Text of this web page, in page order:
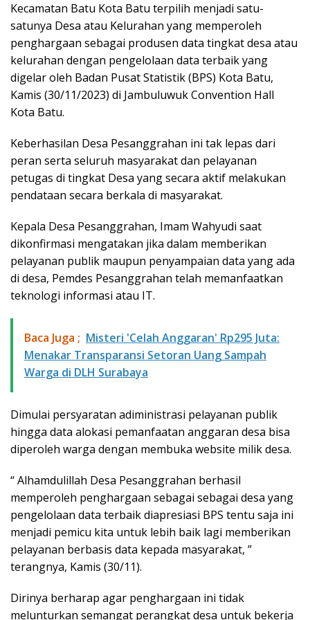
Kecamatan Batu Kota Batu terpilih menjadi satu-
satunya Desa atau Kelurahan yang memperoleh
penghargaan sebagai produsen data tingkat desa atau
kelurahan dengan pengelolaan data terbaik yang
digelar oleh Badan Pusat Statistik (BPS) Kota Batu,
Kamis (30/11/2023) di Jambuluwuk Convention Hall
Kota Batu.
Keberhasilan Desa Pesanggrahan ini tak lepas dari
peran serta seluruh masyarakat dan pelayanan
petugas di tingkat Desa yang secara aktif melakukan
pendataan secara berkala di masyarakat.
Kepala Desa Pesanggrahan, Imam Wahyudi saat
dikonfirmasi mengatakan jika dalam memberikan
pelayanan publik maupun penyampaian data yang ada
di desa, Pemdes Pesanggrahan telah memanfaatkan
teknologi informasi atau IT.
Baca Juga ; Misteri 'Celah Anggaran' Rp295 Juta:
Menakar Transparansi Setoran Uang Sampah
Warga di DLH Surabaya
Dimulai persyaratan adiministrasi pelayanan publik
hingga data alokasi pemanfaatan anggaran desa bisa
diperoleh warga dengan membuka website milik desa.
“ Alhamdulillah Desa Pesanggrahan berhasil
memperoleh penghargaan sebagai sebagai desa yang
pengelolaan data terbaik diapresiasi BPS tentu saja ini
menjadi pemicu kita untuk lebih baik lagi memberikan
pelayanan berbasis data kepada masyarakat, ”
terangnya, Kamis (30/11).
Dirinya berharap agar penghargaan ini tidak
melunturkan semangat perangkat desa untuk bekerja